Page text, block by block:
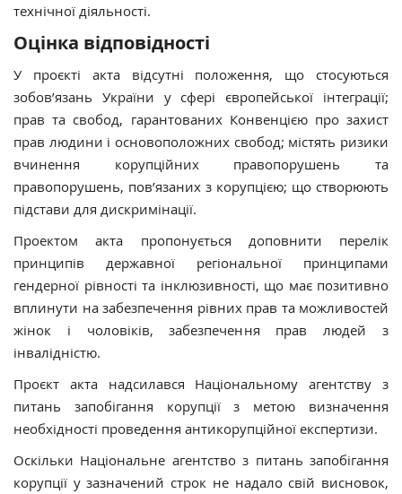
технічної діяльності.
Оцінка відповідності
У проєкті акта відсутні положення, що стосуються
зобов’язань України у сфері європейської інтеграції;
прав та свобод, гарантованих Конвенцією про захист
прав людини і основоположних свобод; містять ризики
вчинення корупційних правопорушень та
правопорушень, пов’язаних з корупцією; що створюють
підстави для дискримінації.
Проектом акта пропонується доповнити перелік
принципів державної регіональної принципами
гендерної рівності та інклюзивності, що має позитивно
вплинути на забезпечення рівних прав та можливостей
жінок і чоловіків, забезпечення прав людей з
інвалідністю.
Проєкт акта надсилався Національному агентству з
питань запобігання корупції з метою визначення
необхідності проведення антикорупційної експертизи.
Оскільки Національне агентство з питань запобігання
корупції у зазначений строк не надало свій висновок,